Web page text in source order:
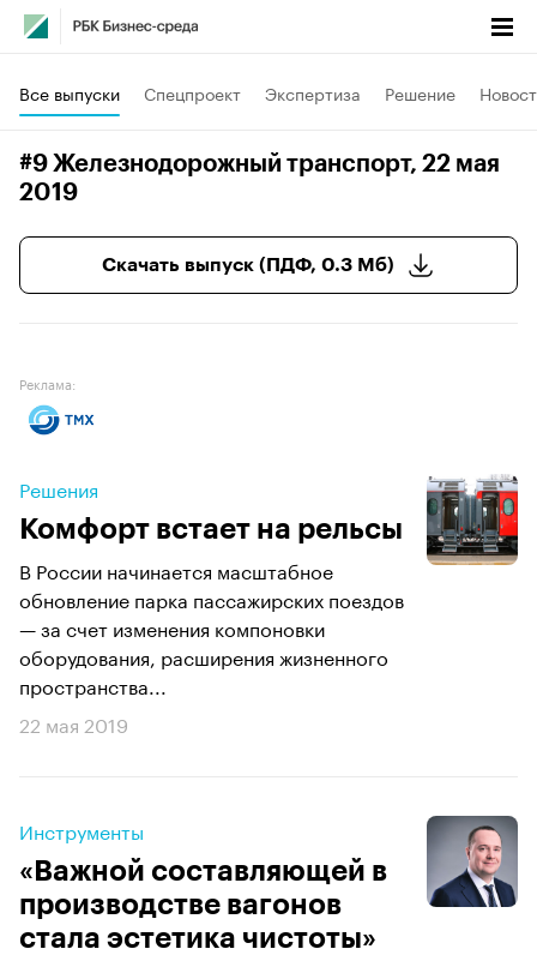
Все выпуски Спецпроект Экспертиза Решение
#9 Железнодорожный транспорт, 22 мая
2019
Скачать выпуск (ПДФ, 0.3 Мб)
Реклама:
Решения
Комфорт встает на рельсы
В России начинается масштабное
обновление парка пассажирских поездов
— за счет изменения компоновки
оборудования, расширения жизненного
пространства...
22 мая 2019
Инструменты
«Важной составляющей в
производстве вагонов
стала эстетика чистоты»